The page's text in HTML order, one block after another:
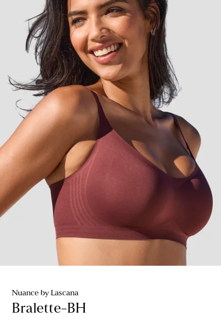
Nuance by Lascana
Bralette-BH